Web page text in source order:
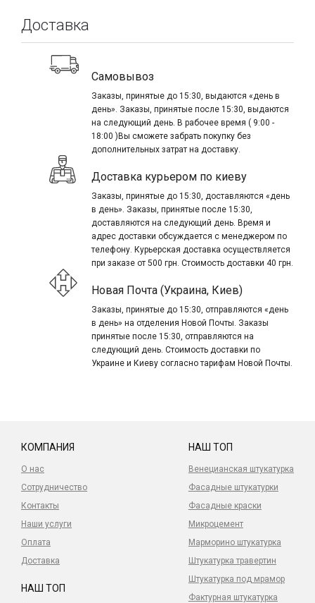
Доставка
Самовывоз
Заказы, принятые до 15:30, выдаются «день в
день». Заказы, принятые после 15:30, выдаются
на следующий день. В рабочее время ( 9:00 -
18:00 )Вы сможете забрать покупку без
дополнительных затрат на доставку.
Доставка курьером по киеву
Заказы, принятые до 15:30, доставляются «день
в день». Заказы, принятые после 15:30,
доставляются на следующий день. Время и
адрес доставки обсуждается с менеджером по
телефону. Курьерская доставка осуществляется
при заказе от 500 грн. Стоимость доставки 40 грн.
Новая Почта (Украина, Киев)
Заказы, принятые до 15:30, отправляются «день
в день» на отделения Новой Почты. Заказы
принятые после 15:30, отправляются на
следующий день. Стоимость доставки по
Украине и Киеву согласно тарифам Новой Почты.
КОМПАНИЯ
О нас
Сотрудничество
Контакты
Наши услуги
Оплата
Доставка
НАШ ТОП
Венецианская штукатурка
Фасадные штукатурки
Фасадные краски
Микроцемент
Марморино штукатурка
Штукатурка травертин
Штукатурка под мрамор
Фактурная штукатурка
НАШ ТОП